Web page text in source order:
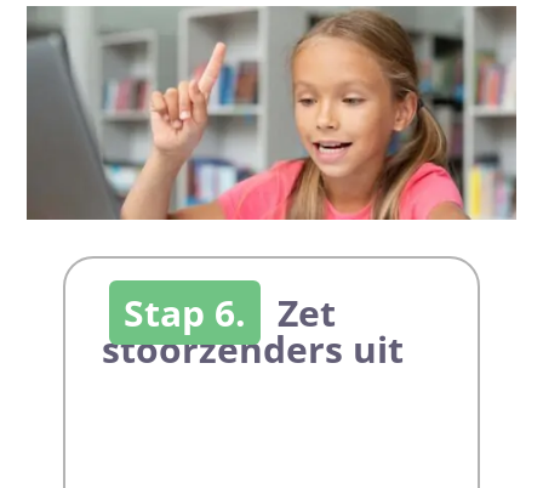
Stap 6. Zet
stoorzenders uit